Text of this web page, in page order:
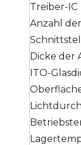
Treiber-IC
Anzahl
Dicke der
ITO-